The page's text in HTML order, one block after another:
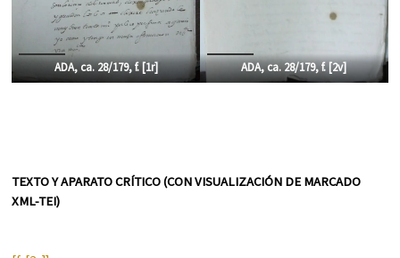
ADA, ca. 28/179, f. [1r] ADA, ca. 28/179, f. [2v]
TEXTO Y APARATO CRÍTICO (CON VISUALIZACIÓN DE MARCADO
XML-TEI)